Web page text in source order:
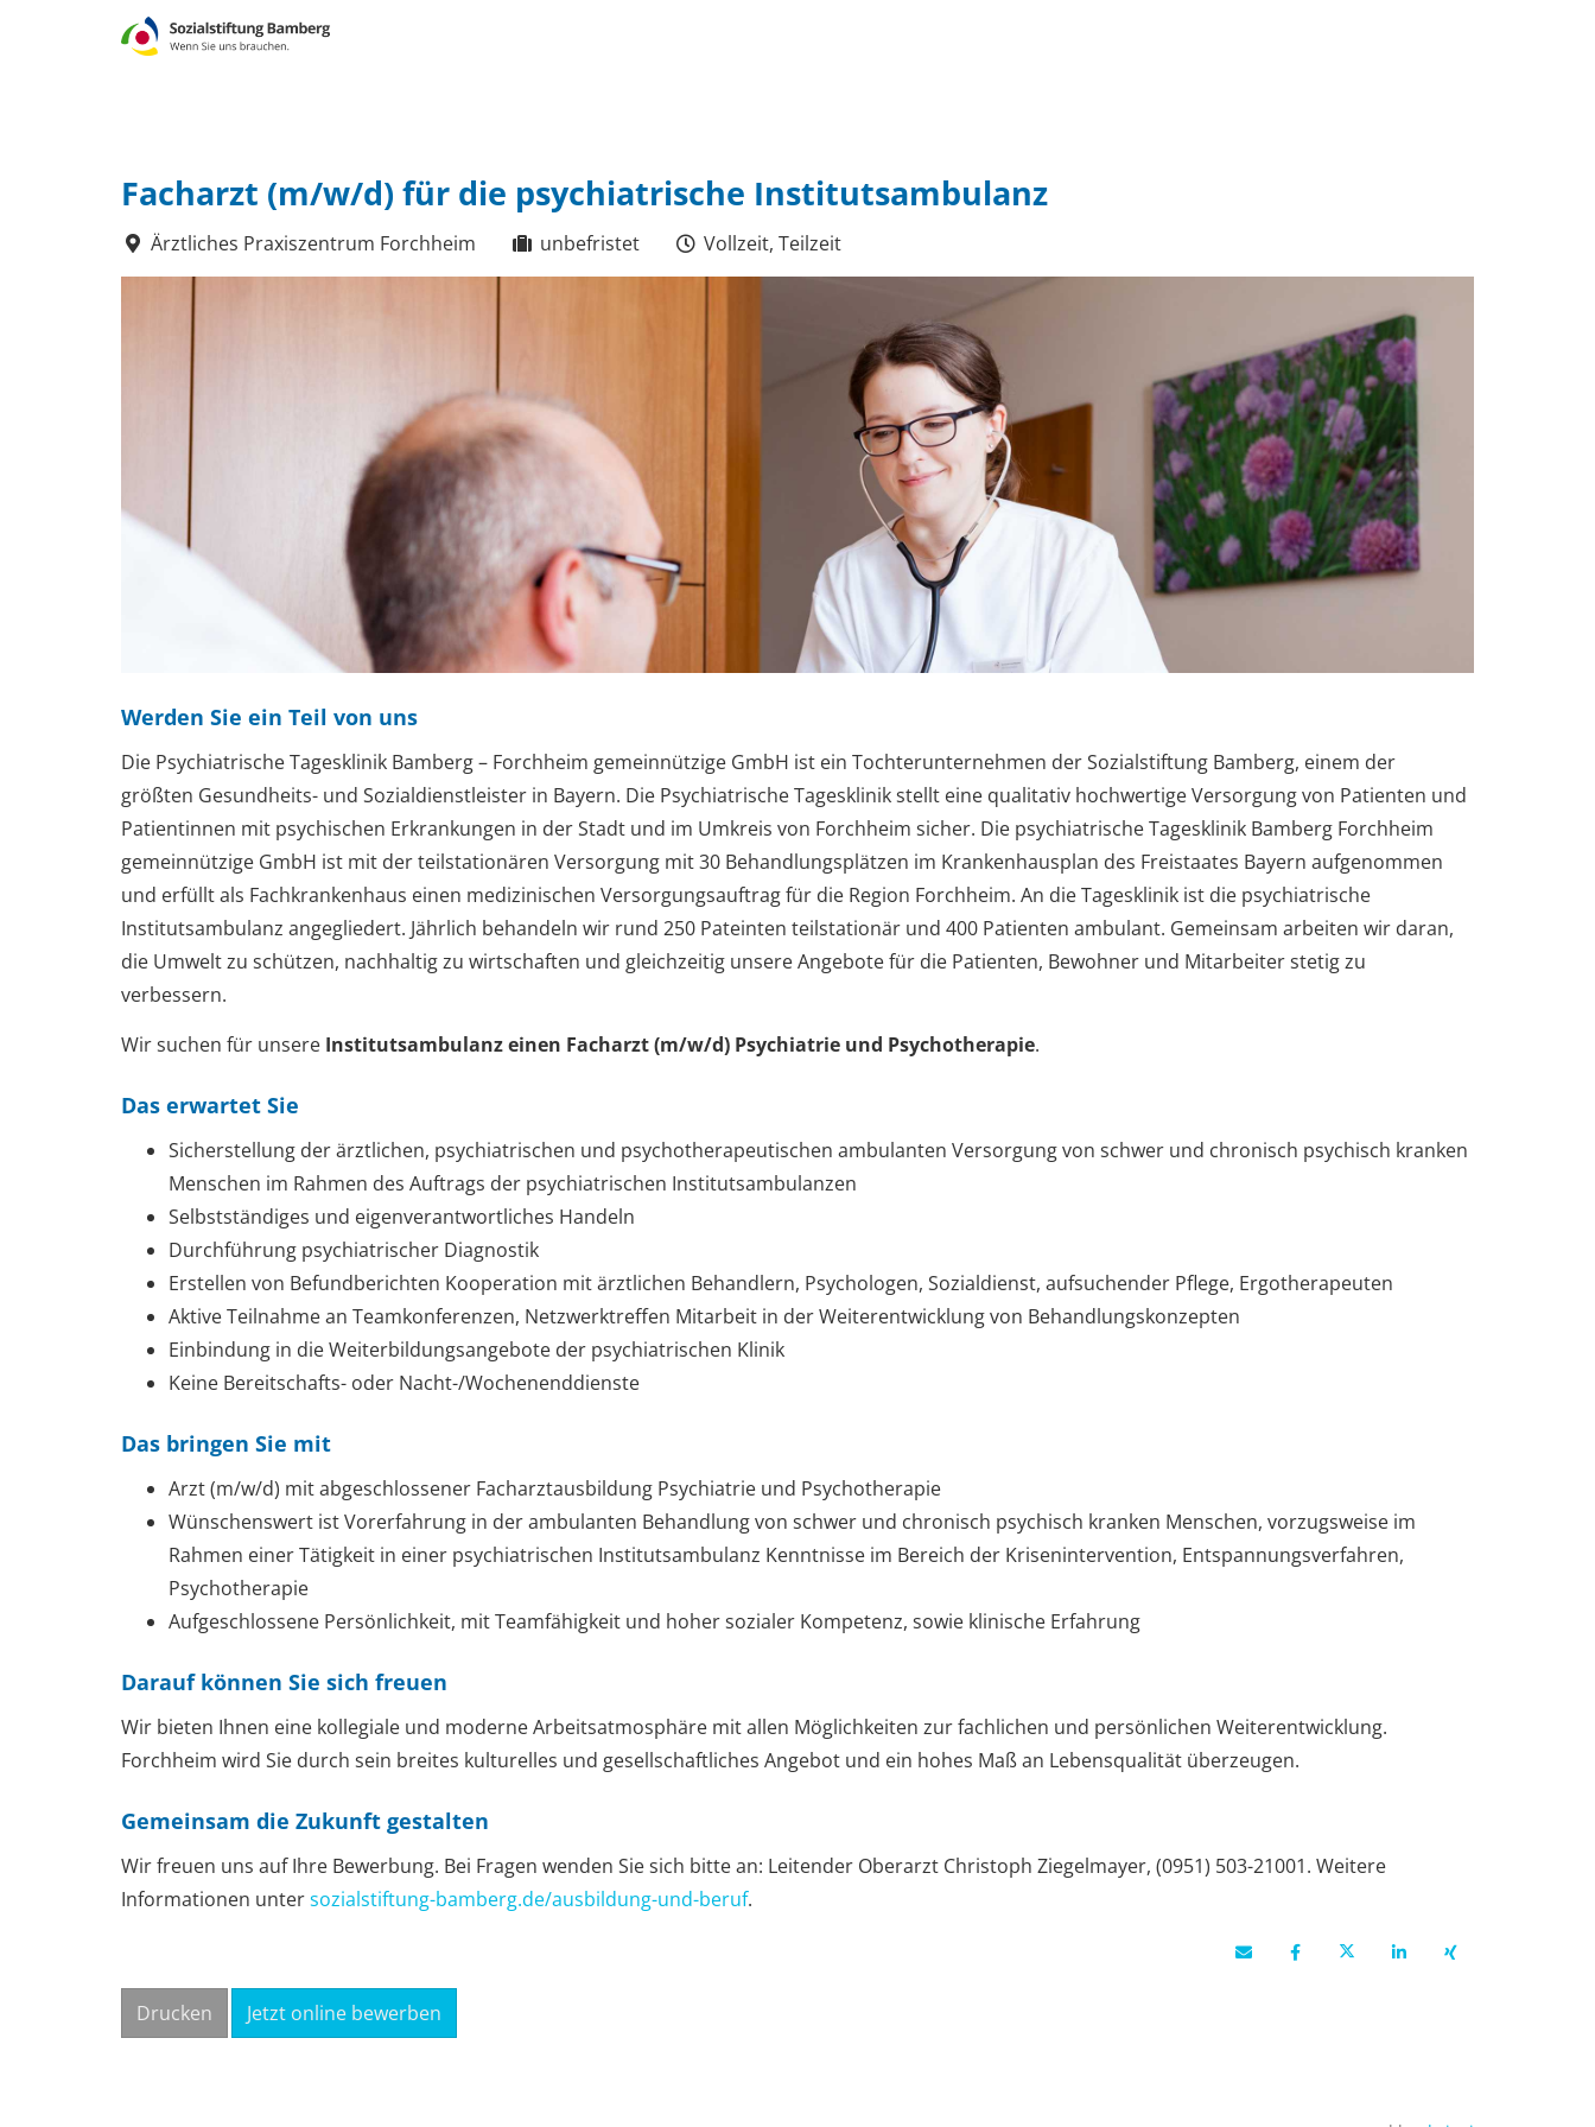
Facharzt (m/w/d) für die psychiatrische Institutsambulanz
Ärztliches Praxiszentrum Forchheim unbefristet Vollzeit, Teilzeit
Werden Sie ein Teil von uns
Die Psychiatrische Tagesklinik Bamberg – Forchheim gemeinnützige GmbH ist ein Tochterunternehmen der Sozialstiftung Bamberg, einem der
größten Gesundheits- und Sozialdienstleister in Bayern. Die Psychiatrische Tagesklinik stellt eine qualitativ hochwertige Versorgung von Patienten und
Patientinnen mit psychischen Erkrankungen in der Stadt und im Umkreis von Forchheim sicher. Die psychiatrische Tagesklinik Bamberg Forchheim
gemeinnützige GmbH ist mit der teilstationären Versorgung mit 30 Behandlungsplätzen im Krankenhausplan des Freistaates Bayern aufgenommen
und erfüllt als Fachkrankenhaus einen medizinischen Versorgungsauftrag für die Region Forchheim. An die Tagesklinik ist die psychiatrische
Institutsambulanz angegliedert. Jährlich behandeln wir rund 250 Pateinten teilstationär und 400 Patienten ambulant. Gemeinsam arbeiten wir daran,
die Umwelt zu schützen, nachhaltig zu wirtschaften und gleichzeitig unsere Angebote für die Patienten, Bewohner und Mitarbeiter stetig zu
verbessern.
Wir suchen für unsere Institutsambulanz einen Facharzt (m/w/d) Psychiatrie und Psychotherapie.
Das erwartet Sie
Sicherstellung der ärztlichen, psychiatrischen und psychotherapeutischen ambulanten Versorgung von schwer und chronisch psychisch kranken
Menschen im Rahmen des Auftrags der psychiatrischen Institutsambulanzen
Selbstständiges und eigenverantwortliches Handeln
Durchführung psychiatrischer Diagnostik
Erstellen von Befundberichten Kooperation mit ärztlichen Behandlern, Psychologen, Sozialdienst, aufsuchender Pflege, Ergotherapeuten
Aktive Teilnahme an Teamkonferenzen, Netzwerktreffen Mitarbeit in der Weiterentwicklung von Behandlungskonzepten
Einbindung in die Weiterbildungsangebote der psychiatrischen Klinik
Keine Bereitschafts- oder Nacht-/Wochenenddienste
Das bringen Sie mit
Arzt (m/w/d) mit abgeschlossener Facharztausbildung Psychiatrie und Psychotherapie
Wünschenswert ist Vorerfahrung in der ambulanten Behandlung von schwer und chronisch psychisch kranken Menschen, vorzugsweise im
Rahmen einer Tätigkeit in einer psychiatrischen Institutsambulanz Kenntnisse im Bereich der Krisenintervention, Entspannungsverfahren,
Psychotherapie
Aufgeschlossene Persönlichkeit, mit Teamfähigkeit und hoher sozialer Kompetenz, sowie klinische Erfahrung
Darauf können Sie sich freuen
Wir bieten Ihnen eine kollegiale und moderne Arbeitsatmosphäre mit allen Möglichkeiten zur fachlichen und persönlichen Weiterentwicklung.
Forchheim wird Sie durch sein breites kulturelles und gesellschaftliches Angebot und ein hohes Maß an Lebensqualität überzeugen.
Gemeinsam die Zukunft gestalten
Wir freuen uns auf Ihre Bewerbung. Bei Fragen wenden Sie sich bitte an: Leitender Oberarzt Christoph Ziegelmayer, (0951) 503-21001. Weitere
Informationen untersozialstiftung-bamberg.de/ausbildung-und-beruf.
Drucken Jetzt online bewerben